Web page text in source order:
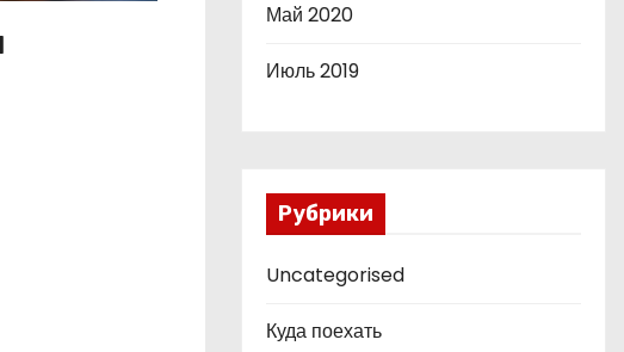
Май 2020
Июль 2019
Рубрики
Uncategorised
Куда поехать